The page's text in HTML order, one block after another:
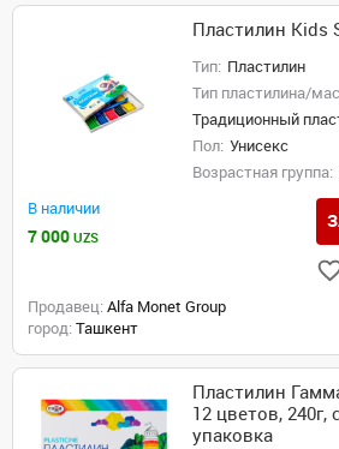
Пластилин Kids
Тип: Пластилин
Тип пластилина/
Традиционный
Пол: Унисекс
Возрастная группа:
В наличии
7 000 UZS
Продавец: Alfa Monet Group
город: Ташкент
Пластилин
12 цветов, 240г,
упаковка